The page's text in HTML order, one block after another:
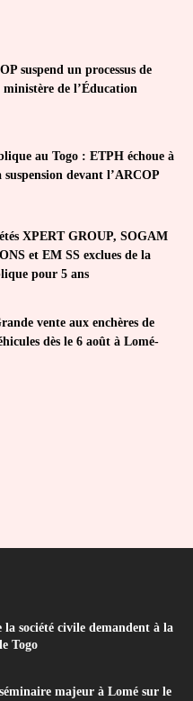
suspend un processus de
de l’Éducation
au Togo : ETPH échoue à
devant l’ARCOP
XPERT GROUP, SOGAM
et EM SS exclues de la
pour 5 ans
vente aux enchères de
dès le 6 août à Lomé-
société civile demandent à la
Togo
majeur à Lomé sur le